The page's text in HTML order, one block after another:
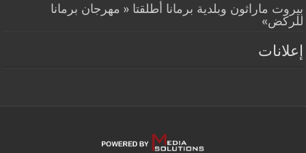
بيروت ماراثون وبلدية برمانا أطلقتا « مهرجان برمانا
للركض»
إعلانات